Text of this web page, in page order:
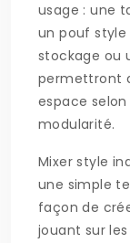
usage : une
un pouf style
stockage ou
permettront
espace selon
modularité.
Mixer style
une simple
façon de
jouant sur